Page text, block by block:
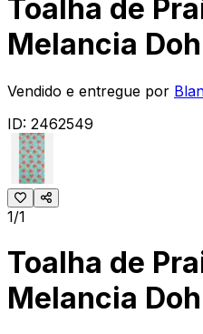
Toalha de
Melancia
Vendido e entregue por
ID: 2462549
1/1
Toalha de
Melancia